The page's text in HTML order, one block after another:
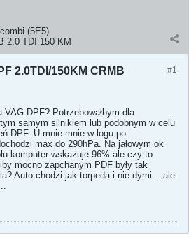
(5E5)
2.0 TDI 150 KM
#1
2.0TDI/150KM CRMB
DPF? Potrzebowałbym dla
samym silnikiem lub podobnym w celu
DPF. U mnie mnie w logu po
max do 290hPa. Na jałowym ok
komputer wskazuje 96% ale czy to
mocno zapchanym PDF były tak
Auto chodzi jak torpeda i nie dymi... ale